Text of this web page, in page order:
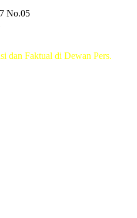
No.05
dan Faktual di Dewan Pers.